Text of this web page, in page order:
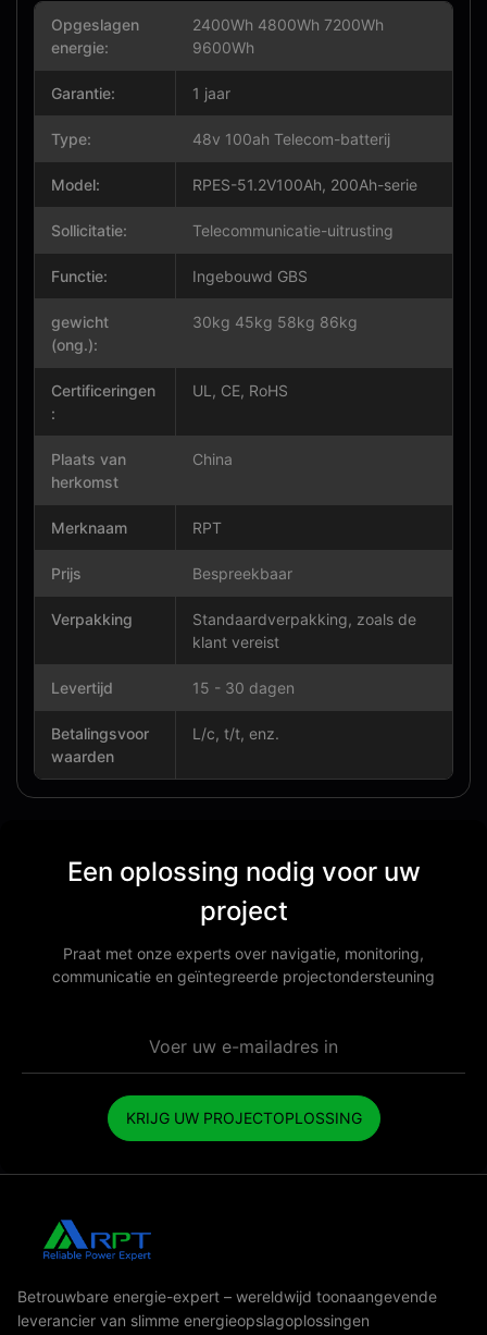
Opgeslagen
energie:
2400Wh 4800Wh 7200Wh
9600Wh
Garantie: 1 jaar
Type: 48v 100ah Telecom-batterij
Model: RPES-51.2V100Ah, 200Ah-serie
Sollicitatie: Telecommunicatie-uitrusting
Functie: Ingebouwd GBS
gewicht
(ong.):
30kg 45kg 58kg 86kg
Certificeringen
:
UL, CE, RoHS
Plaats van
herkomst
China
Merknaam RPT
Prijs Bespreekbaar
Verpakking
Standaardverpakking, zoals de
klant vereist
Levertijd 15 - 30 dagen
Betalingsvoor
waarden
L/c, t/t, enz.
Een oplossing nodig voor uw
project
Praat met onze experts over navigatie, monitoring,
communicatie en geïntegreerde projectondersteuning
KRIJG UW PROJECTOPLOSSING
Betrouwbare energie-expert – wereldwijd toonaangevende
leverancier van slimme energieopslagoplossingen